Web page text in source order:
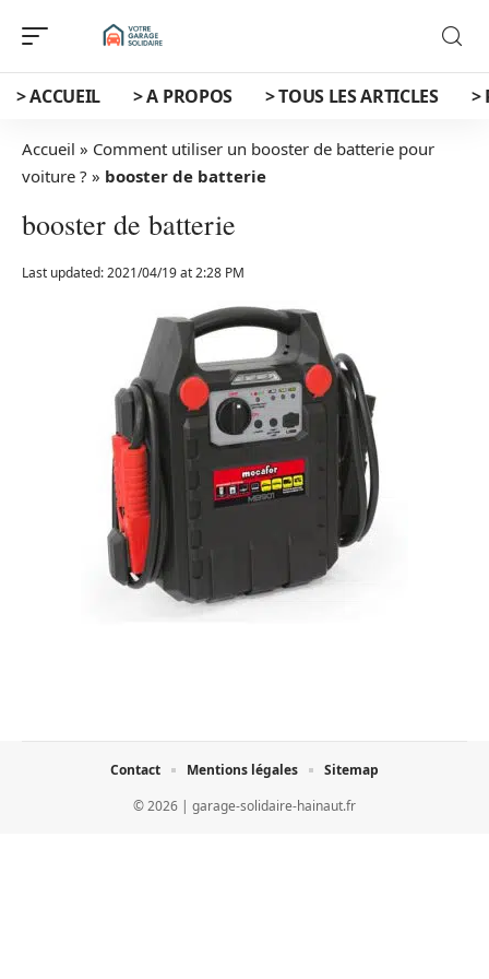
> ACCUEIL > A PROPOS > TOUS LES ARTICLES >
Accueil » Comment utiliser un booster de batterie pour
voiture ? » booster de batterie
booster de batterie
Last updated: 2021/04/19 at 2:28 PM
© 2026 | garage-solidaire-hainaut.fr
Contact Mentions légales Sitemap